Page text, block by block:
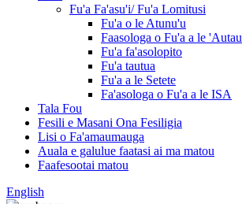
Fu'a Fa'asu'i/ Fu'a Lomitusi
Fu'a o le Atunu'u
Faasologa o Fu'a a le 'Autau
Fu'a fa'asolopito
Fu'a tautua
Fu'a a le Setete
Fa'asologa o Fu'a a le ISA
Tala Fou
Fesili e Masani Ona Fesiligia
Lisi o Fa'amaumauga
Auala e galulue faatasi ai ma matou
Faafesootai matou
English